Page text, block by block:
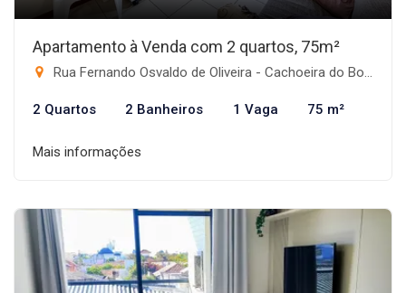
Apartamento à Venda com 2 quartos, 75m²
Rua Fernando Osvaldo de Oliveira - Cachoeira do Bom Jesus, Florianópolis-SC
2 Quartos 2 Banheiros 1 Vaga 75 m²
Mais informações